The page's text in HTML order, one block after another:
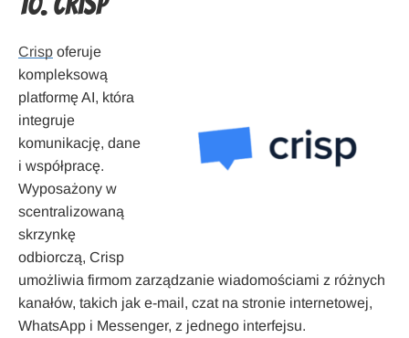
Crisp oferuje
kompleksową
platformę AI, która
integruje
komunikację, dane
i współpracę.
Wyposażony w
scentralizowaną
skrzynkę
odbiorczą, Crisp
umożliwia firmom zarządzanie wiadomościami z różnych
kanałów, takich jak e-mail, czat na stronie internetowej,
WhatsApp i Messenger, z jednego interfejsu.